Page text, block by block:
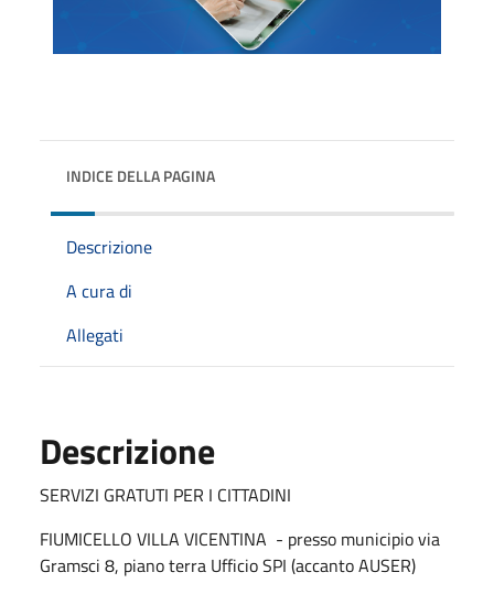
INDICE DELLA PAGINA
Descrizione
A cura di
Allegati
Descrizione
SERVIZI GRATUTI PER I CITTADINI
FIUMICELLO VILLA VICENTINA - presso municipio via
Gramsci 8, piano terra Ufficio SPI (accanto AUSER)